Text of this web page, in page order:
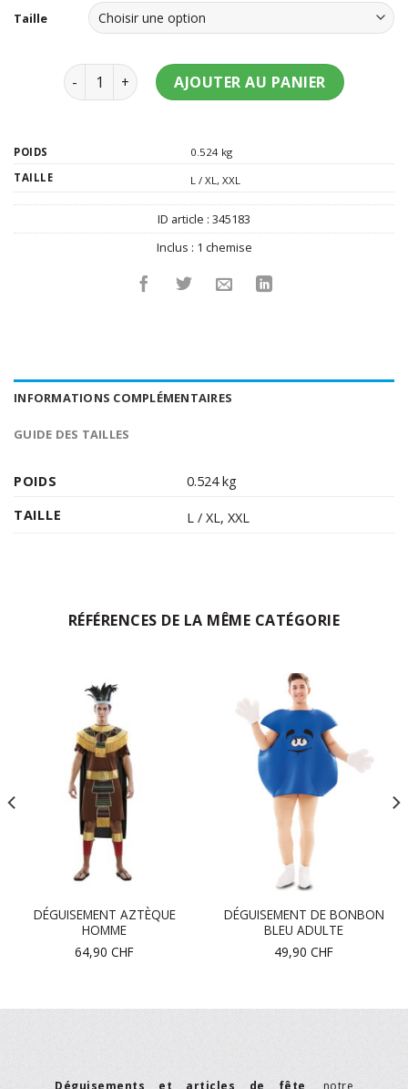
Taille
quantité de Chemise à sequins léopard homme
AJOUTER AU PANIER
POIDS
0.524 kg
TAILLE
L / XL, XXL
ID article : 345183
Inclus : 1 chemise
INFORMATIONS COMPLÉMENTAIRES
GUIDE DES TAILLES
POIDS
0.524 kg
TAILLE
L / XL ,XXL
RÉFÉRENCES DE LA MÊME CATÉGORIE
DÉGUISEMENT AZTÈQUE
HOMME
64,90 CHF
DÉGUISEMENT DE BONBON
BLEU ADULTE
49,90 CHF
Déguisements et articles de fête , notre